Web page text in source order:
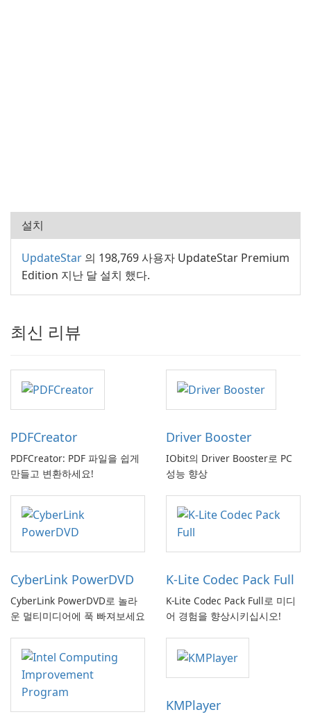
설치
UpdateStar 의 198,769 사용자 UpdateStar Premium
Edition 지난 달 설치 했다.
최신 리뷰
PDFCreator
PDFCreator: PDF 파일을 쉽게
만들고 변환하세요!
Driver Booster
IObit의 Driver Booster로 PC
성능 향상
CyberLink PowerDVD
CyberLink PowerDVD로 놀라
운 멀티미디어에 푹 빠져보세요
K-Lite Codec Pack Full
K-Lite Codec Pack Full로 미디
어 경험을 향상시키십시오!
KMPlayer